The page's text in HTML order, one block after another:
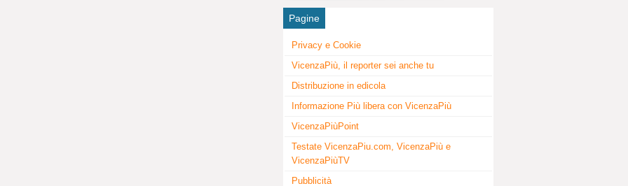
Pagine
Privacy e Cookie
VicenzaPiù, il reporter sei anche tu
Distribuzione in edicola
Informazione Più libera con VicenzaPiù
VicenzaPiùPoint
Testate VicenzaPiu.com, VicenzaPiù e
VicenzaPiùTV
Pubblicità